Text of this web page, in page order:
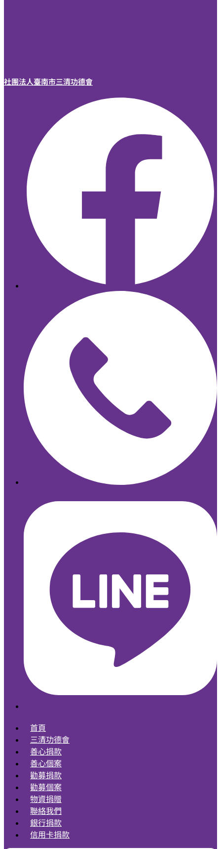
社團法人臺南市三清功德會
首頁
三清功德會
善心捐款
善心個案
勸募捐款
勸募個案
物資捐贈
聯絡我們
銀行捐款
信用卡捐款